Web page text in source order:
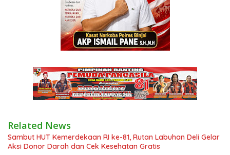
Related News
Sambut HUT Kemerdekaan RI ke-81, Rutan Labuhan Deli Gelar
Aksi Donor Darah dan Cek Kesehatan Gratis